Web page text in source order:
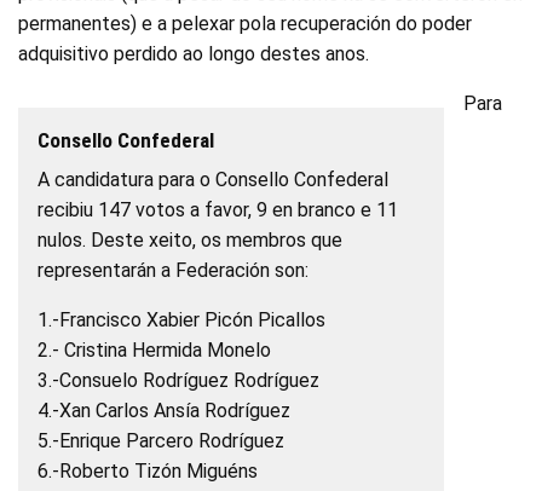
permanentes) e a pelexar pola recuperación do poder
adquisitivo perdido ao longo destes anos.
Consello Confederal
A candidatura para o Consello Confederal
recibiu 147 votos a favor, 9 en branco e 11
nulos. Deste xeito, os membros que
representarán a Federación son:
1.-Francisco Xabier Picón Picallos
2.- Cristina Hermida Monelo
3.-Consuelo Rodríguez Rodríguez
4.-Xan Carlos Ansía Rodríguez
5.-Enrique Parcero Rodríguez
6.-Roberto Tizón Miguéns
Para